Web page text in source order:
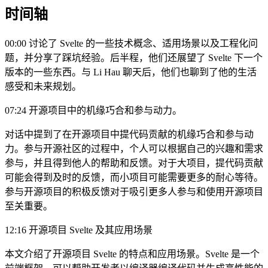
时间轴
00:00 讨论了 Svelte 的一些技术概念、适用场景以及工程化问
题，并分享了踩坑经验。后半程，他们还展望了 Svelte 下一个
版本的一些东西。与 Li Hau 聊天后，他们也聊到了他的生活
感受和未来规划。
07:24 开源项目中的机缘巧合和参与动力。
对话中提到了在开源项目中提代码贡献的机缘巧合和参与动
力。参与开源社区的过程中，个人可以根据自己的兴趣和需求
参与，并且得到他人的帮助和反馈。对于大项目，提代码贡献
可能会得到及时的反馈，而小项目可能需要更多的耐心等待。
参与开源项目的积极反馈对于吸引更多人参与和使用开源项目
至关重要。
12:16 开源项目 Svelte 及其应用场景
本文介绍了开源项目 Svelte 的特点和应用场景。Svelte 是一个